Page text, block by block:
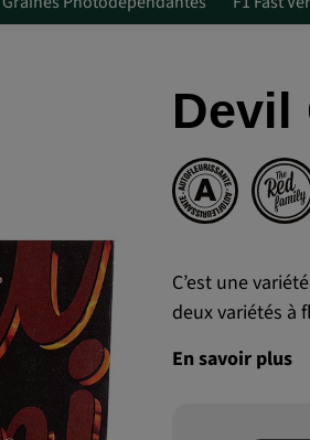
Devil
C’est une
deux variétés à
En savoir plus